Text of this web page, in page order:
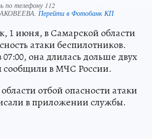
по телефону 112
Перейти в Фотобанк КП
1 июня, в Самарской области
атаки беспилотников.
07:00, она длилась дольше двух
сообщили в МЧС России.
отбой опасности атаки
в приложении службы.